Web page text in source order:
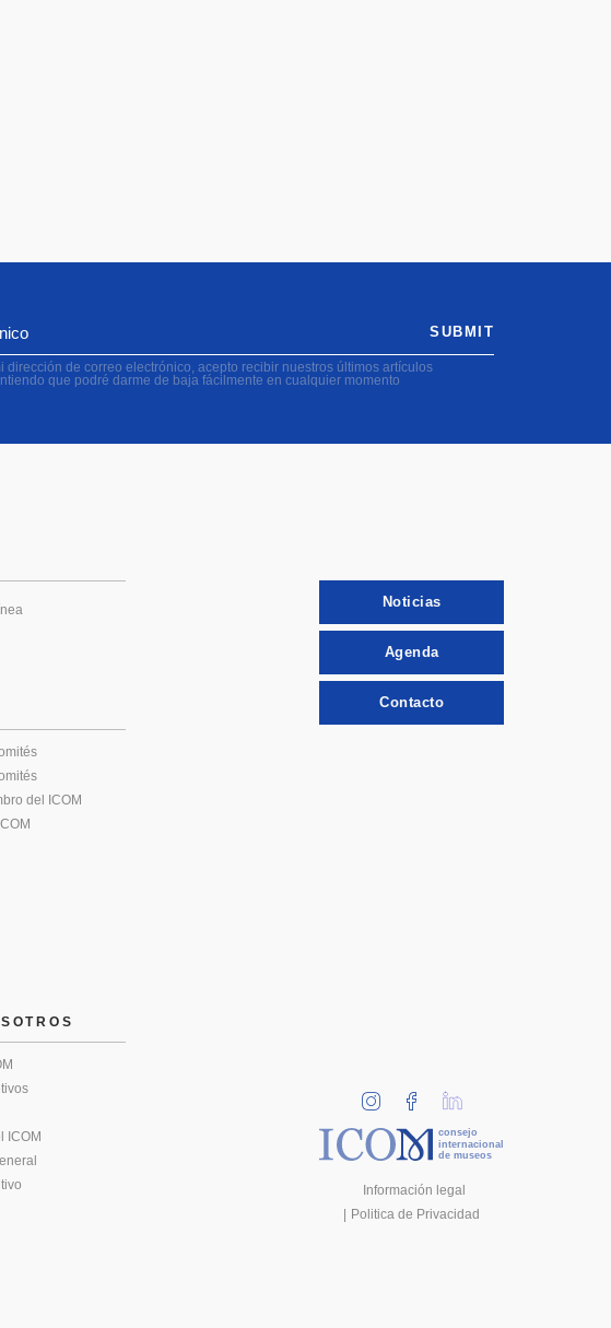
dirección de correo electrónico, acepto recibir nuestros últimos artículos
que podré darme de baja fácilmente en cualquier momento
SUBMIT
del ICOM
ICOM
Noticias
Agenda
Contacto
consejo
internacional
de museos
Información legal
Politica de Privacidad